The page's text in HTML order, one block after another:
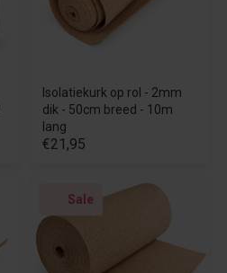
Isolatiekurk op rol - 2mm
dik - 50cm breed - 10m
lang
€21,95
Sale